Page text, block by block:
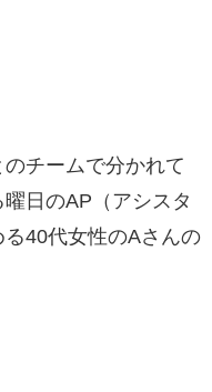
のチームで分かれて
日のAP（アシスタ
40代女性のAさんの